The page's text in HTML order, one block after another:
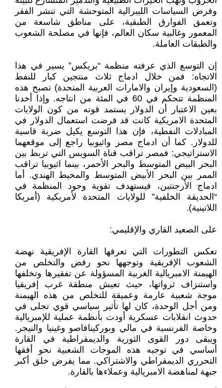
وفرض السياسات الليبرالية المتوحشة التي تنشر الفقر
وتعمق الفوارق الطبقية، على مناطق شاسعة من
المعمور وغالبية سكان العالم، فإنها في مصلحة الشعوب
والطبقات العاملة.
إن التوسع الذي عرفته منظمة “بريكس” يسير في هذا
الاتجاه: فمن خلال ادماج ثلاث منتجين كبار للنفط
(السعودية وإيران والامارات العربية المتحدة) تصبح هذه
المنظمة تتحكم في 60 في المئة من انتاجه. وإذا أخدنا
بعين الاعتبار أن الدولار يستمد قوته من كون الولايات
المتحدة الامريكية كانت قد فرضت استعمال الدولار في
المبادلات النفطية، فإن هذا التوسع يكيل ضربة قاسية
للدولار. كما أن ادماج مصر واثيوبيا راجع إلى موقعهما
الاستراتيجي: فمصر تراقب قناة السويس التي تربط بين
البحر البيض المتوسط والبحر الأحمر، بينما اثيوبيا تراقب
الممر بين البحر الأبيض المتوسط والمحيط الهندي. أما
ادماج الأرجنتين، فيستهدف تقوية وجود المنظمة في
“الحديقة الخلفية” للولايات المتحدة لأمريكية (أمريكا
اللاتينية).
على الصعيد القاري والإقليمي:
تعكس التطورات التي تعرفها القارة الإفريقية نهضة
الشعوب الإفريقية وتوجهها نحو رفض والتخلص من
الهيمنة الامبريالية الغربية المسؤولة عن تفقيرها وتخلفها
واستنزاف ثرواتها، حيث تعيش منطقة غرب إفريقيا
موجة شعبية عارمة وعميقة للتخلص من هذه الهيمنة
ومن أجل الوحدة، كان لها تأثير سياسي قوي تجلى في
حدوث انقلابات عسكرية أودت بأنظمة عملية للإمبريالية
وخاصة الفرنسية في مالي وبوركينافاصو وغينيا والنيجر.
ويبقى دور القوى الثورية والديمقراطية في القارة
أساسي في توجيه هذه الموجات الشعبية نحو أفقها
التحرري الديمقراطي والاشتراكي. مما يفرض خلق أكبر
جبهة لمناهضة الامبريالية وعملاءها بالقارة.